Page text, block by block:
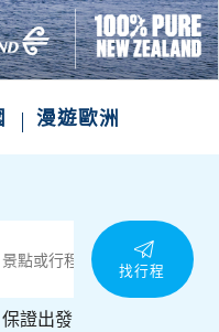
漫遊歐洲
保證出發
找行程